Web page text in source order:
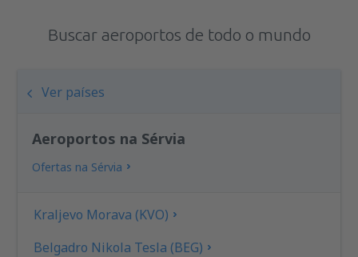
Buscar aeroportos de todo o mundo
Ver países
Aeroportos na Sérvia
Ofertas na Sérvia
Kraljevo Morava (KVO)
Belgadro Nikola Tesla (BEG)